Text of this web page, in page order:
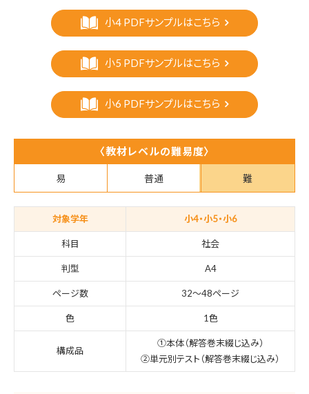
小4 PDFサンプルはこちら
小5 PDFサンプルはこちら
小6 PDFサンプルはこちら
〈教材レベルの難易度〉
易 普通 難
対象学年 小4・小5・小6
科目 社会
判型 A4
ページ数 32〜48ページ
色 1色
構成品
①本体（解答巻末綴じ込み）
②単元別テスト（解答巻末綴じ込み）